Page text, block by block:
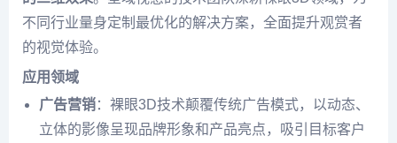
不同行业量身定制最优化的解决方案，全面提升观赏者
的视觉体验。
应用领域
广告营销：裸眼3D技术颠覆传统广告模式，以动态、
立体的影像呈现品牌形象和产品亮点，吸引目标客户